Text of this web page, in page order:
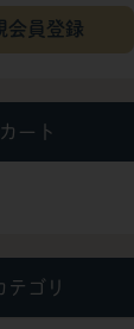
会員登録
カート
テゴリ